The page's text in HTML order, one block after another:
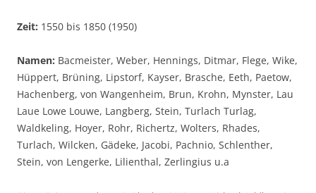
Zeit: 1550 bis 1850 (1950)
Namen: Bacmeister, Weber, Hennings, Ditmar, Flege, Wike,
Hüppert, Brüning, Lipstorf, Kayser, Brasche, Eeth, Paetow,
Hachenberg, von Wangenheim, Brun, Krohn, Mynster, Lau
Laue Lowe Louwe, Langberg, Stein, Turlach Turlag,
Waldkeling, Hoyer, Rohr, Richertz, Wolters, Rhades,
Turlach, Wilcken, Gädeke, Jacobi, Pachnio, Schlenther,
Stein, von Lengerke, Lilienthal, Zerlingius u.a